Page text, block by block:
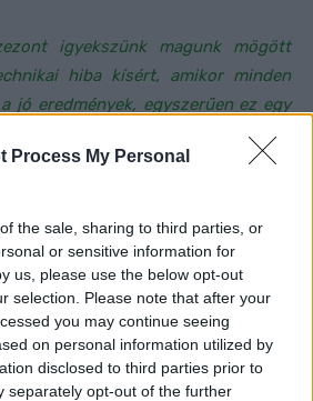
Process My Personal
the sale, sharing to third parties, or
or sensitive information for
us, please use the below opt-out
selection. Please note that after your
you may continue seeing
on personal information utilized by
disclosed to third parties prior to
separately opt-out of the further
igyekszünk magunk mögött
hiba kísért, amikor minden
jó eredmények, egyszerűen ez egy
bejegyzés: